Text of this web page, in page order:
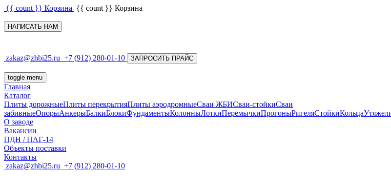
{{ count }} Корзина {{ count }} Корзина
НАПИСАТЬ НАМ
zakaz@zhbi25.ru +7 (912) 280-01-10 ЗАПРОСИТЬ ПРАЙС
toggle menu
Главная
Каталог
Плиты дорожныеПлиты перекрытияПлиты аэродромныеСваи ЖБИСваи-стойкиСваи
забивныеОпорыАнкерыБалкиБлокиФундаментыКолонныЛоткиПеремычкиПрогоныРигеляСтойкиКольца
О заводе
Вакансии
ПДН / ПАГ-14
Объекты поставки
Контакты
zakaz@zhbi25.ru +7 (912) 280-01-10